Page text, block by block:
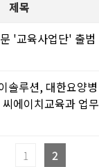
제목
'교육사업단' 출범
솔루션, 대한요양병
에이치교육과 업무
1 2